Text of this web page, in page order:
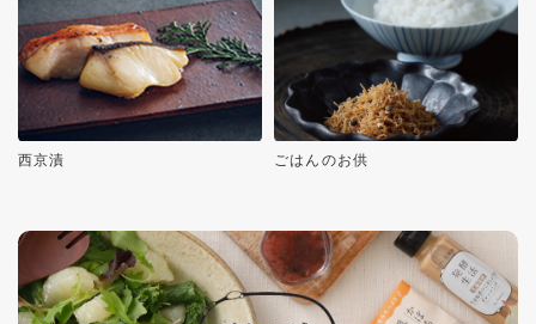
西京漬 ごはんのお供